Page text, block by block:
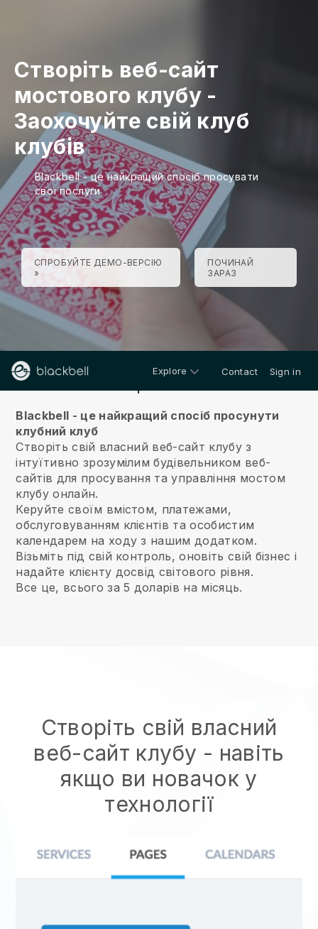
Створіть веб-сайт
мостового клубу -
Заохочуйте свій клуб
клубів
Blackbell - це найкращий спосіб просувати
свої послуги
СПРОБУЙТЕ ДЕМО-ВЕРСІЮ
»
ПОЧИНАЙ
ЗАРАЗ
Explore Contact Sign in
Blackbell - це найкращий спосіб просунути
клубний клуб
Створіть свій власний веб-сайт клубу з
інтуїтивно зрозумілим будівельником веб-
сайтів для просування та управління мостом
клубу онлайн.
Керуйте своїм вмістом, платежами,
обслуговуванням клієнтів та особистим
календарем на ходу з нашим додатком.
Візьміть під свій контроль, оновіть свій бізнес і
надайте клієнту досвід світового рівня.
Все це, всього за 5 доларів на місяць.
Створіть свій власний
веб-сайт клубу - навіть
якщо ви новачок у
технології